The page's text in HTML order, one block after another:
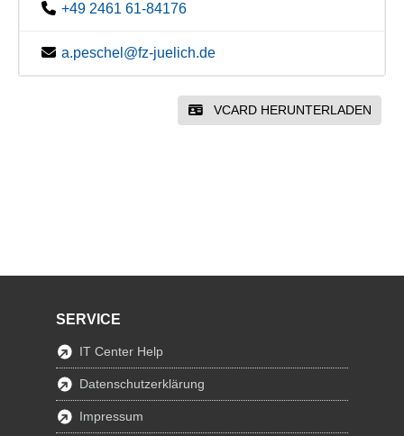
+49 2461 61-84176
a.peschel@fz-juelich.de
VCARD HERUNTERLADEN
SERVICE
IT Center Help
Datenschutzerklärung
Impressum